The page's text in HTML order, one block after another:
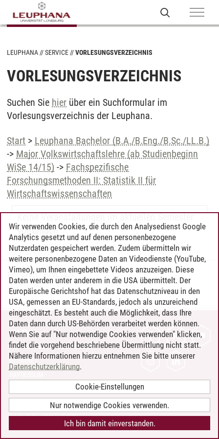
LEUPHANA SERVICE VORLESUNGSVERZEICHNIS
VORLESUNGSVERZEICHNIS
Suchen Sie hier über ein Suchformular im
Vorlesungsverzeichnis der Leuphana.
Start > Leuphana Bachelor (B.A./B.Eng./B.Sc./LL.B.)
-> Major Volkswirtschaftslehre (ab Studienbeginn
WiSe 14/15) -> Fachspezifische
Forschungsmethoden II: Statistik II für
Wirtschaftswissenschaften
Keine Veranstaltungen im aktuellen Semester
vorhanden
Timo Leder/30.06.2024
KONTAKT
LEUPHANA ALS ARBEITGEBER
INTRANET
BARRIEREFREIHEIT
COOKIE-EINSTELLUNGEN
Wir verwenden Cookies, die durch den Analysedienst Google
Analytics gesetzt und auf denen personenbezogene
Nutzerdaten gespeichert werden. Zudem übermitteln wir
weitere personenbezogene Daten an Videodienste (YouTube,
Vimeo), um Ihnen eingebettete Videos anzuzeigen. Diese
Daten werden unter anderem in die USA übermittelt. Der
Europäische Gerichtshof hat das Datenschutzniveau in den
USA, gemessen an EU-Standards, jedoch als unzureichend
eingeschätzt. Es besteht auch die Möglichkeit, dass Ihre
Daten dann durch US-Behörden verarbeitet werden können.
Wenn Sie auf "Nur notwendige Cookies verwenden" klicken,
findet die vorgehend beschriebene Übermittlung nicht statt.
Nähere Informationen hierzu entnehmen Sie bitte unserer
Datenschutzerklärung.
Cookie-Einstellungen
Nur notwendige Cookies verwenden.
Ich bin damit einverstanden.